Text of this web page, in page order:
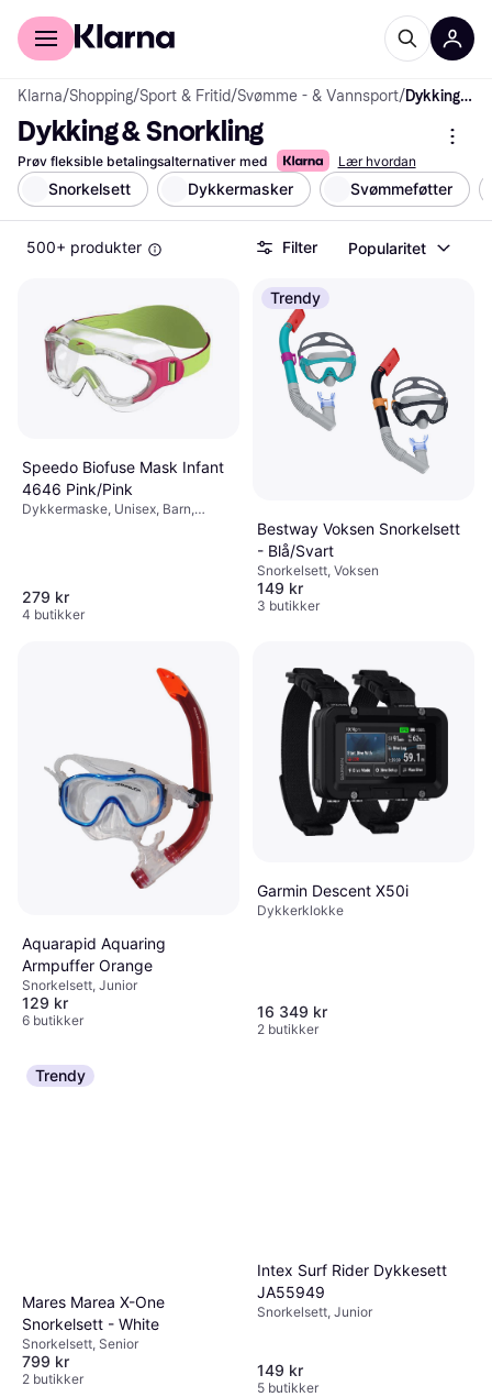
For kunder
Klarna/Shopping/Sport & Fritid/Svømme - & Vannsport/ Dykking & Snorkling
Dykking & Snorkling
Prøv fleksible betalingsalternativer med Lær hvordan
Snorkelsett Dykkermasker Svømmeføtter
500+ produkter Filter Popularitet
Speedo Biofuse Mask Infant
4646 Pink/Pink
Dykkermaske, Unisex, Barn,
279 kr
4 butikker
Trendy
Bestway Voksen Snorkelsett
- Blå/Svart
Snorkelsett, Voksen
149 kr
3 butikker
Aquarapid Aquaring
Armpuffer Orange
Snorkelsett, Junior
129 kr
6 butikker
Garmin Descent X50i
Dykkerklokke
16 349 kr
2 butikker
Trendy
Mares Marea X-One
Snorkelsett - White
Snorkelsett, Senior
799 kr
2 butikker
Intex Surf Rider Dykkesett
JA55949
Snorkelsett, Junior
149 kr
5 butikker